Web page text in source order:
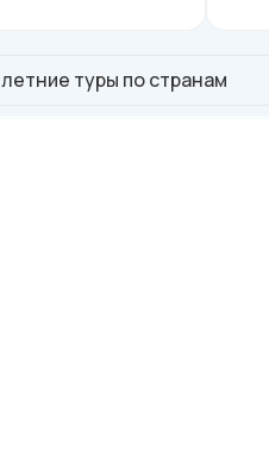
летние туры по странам